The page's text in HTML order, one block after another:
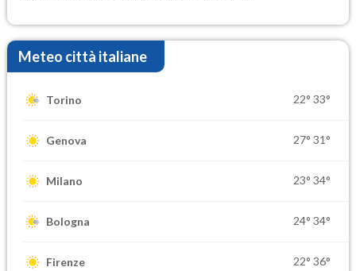
Meteo città italiane
Torino 22° 33°
Genova 27° 31°
Milano 23° 34°
Bologna 24° 34°
Firenze 22° 36°